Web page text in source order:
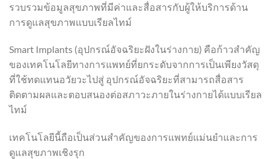
รวบรวมข้อมูลสุขภาพที่มีค่าและสื่อสารกับผู้ให้บริการด้าน
การดูแลสุขภาพแบบเรียลไทม์
Smart Implants (อุปกรณ์อัจฉริยะฝังในร่างกาย) คือก้าวสำคัญ
ของเทคโนโลยีทางการแพทย์ที่ยกระดับจากการเป็นเพียงวัสดุ
ที่ใช้ทดแทนอวัยวะไปสู่ อุปกรณ์อัจฉริยะที่สามารถสื่อสาร
ติดตามผลและตอบสนองต่อสภาวะภายในร่างกายได้แบบเรียล
ไทม์
เทคโนโลยีนี้ถือเป็นส่วนสำคัญของการแพทย์แม่นยำและการ
ดูแลสุขภาพเชิงรุก